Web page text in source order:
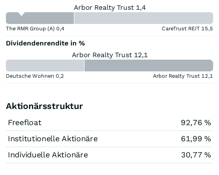
Arbor Realty Trust 1,4
The RMR Group (A) 0,4 CareTrust REIT 15,5
Dividendenrendite in %
Arbor Realty Trust 12,1
Deutsche Wohnen 0,2 Arbor Realty Trust 12,1
Aktionärsstruktur
Freefloat
92,76 %
Institutionelle Aktionäre
61,99 %
Individuelle Aktionäre
30,77 %